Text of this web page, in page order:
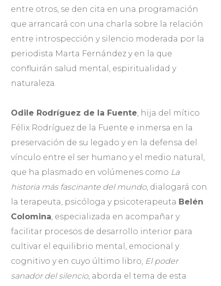
entre otros, se den cita en una programación
que arrancará con una charla sobre la relación
entre introspección y silencio moderada por la
periodista Marta Fernández y en la que
confluirán salud mental, espiritualidad y
naturaleza.
Odile Rodríguez de la Fuente , hija del mítico
Félix Rodríguez de la Fuente e inmersa en la
preservación de su legado y en la defensa del
vínculo entre el ser humano y el medio natural,
que ha plasmado en volúmenes como La
historia más fascinante del mundo, dialogará con
la terapeuta, psicóloga y psicoterapeuta Belén
Colomina , especializada en acompañar y
facilitar procesos de desarrollo interior para
cultivar el equilibrio mental, emocional y
cognitivo y en cuyo último libro, El poder
sanador del silencio, aborda el tema de esta